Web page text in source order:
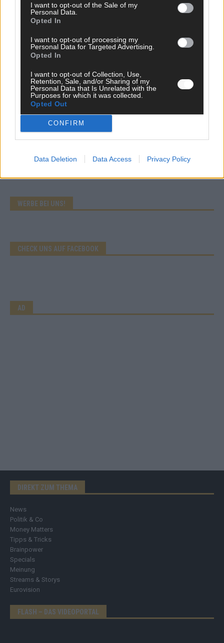
I want to opt-out of the Sale of my
Personal Data.
Opted In
I want to opt-out of processing my
Personal Data for Targeted Advertising.
Opted In
I want to opt-out of Collection, Use,
Retention, Sale, and/or Sharing of my
Personal Data that Is Unrelated with the
Purposes for which it was collected.
Opted Out
CONFIRM
Data Deletion Data Access Privacy Policy
Mai 2026
KOMMENTAR
Wer zahlt, steht im Finale – ist das beim ESC wirklich fair?
Eurovision Song Contest 2026: Das erste Halbfinale – der
Abend in Bildern
WERBE BEI UNS!
CHECK UNS AUF FACEBOOK
AD
DIREKT ZUM THEMA
News
Politik & Co
Money Matters
Tipps & Tricks
Brainpower
Specials
Meinung
Streams & Storys
Eurovision
FLASH – DAS VIDEOPORTAL